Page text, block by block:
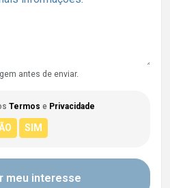
antes de enviar.
Termos e Privacidade
meu interesse